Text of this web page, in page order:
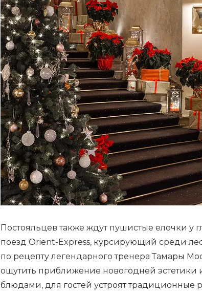
Постояльцев также ждут пушистые елочки у
поезд Orient-Express, курсирующий среди
по рецепту легендарного тренера Тамары
ощутить приближение новогодней эстетики
блюдами, для гостей устроят традиционные